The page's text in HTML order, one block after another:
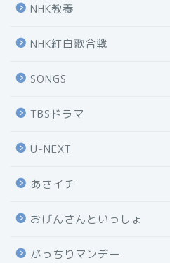
NHK教養
NHK紅白歌合戦
SONGS
TBSドラマ
U-NEXT
あさイチ
おげんさんといっしょ
がっちりマンデー